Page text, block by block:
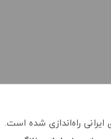
راه‌اندازی شده است.